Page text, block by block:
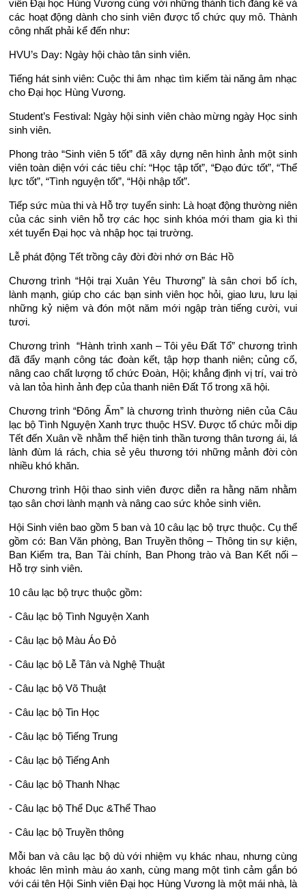
viên Đại học Hùng Vương cùng với những thành tích đáng kể và
các hoạt động dành cho sinh viên được tổ chức quy mô. Thành
công nhất phải kể đến như:
HVU’s Day: Ngày hội chào tân sinh viên.
Tiếng hát sinh viên: Cuộc thi âm nhạc tìm kiếm tài năng âm nhạc
cho Đại học Hùng Vương.
Student’s Festival: Ngày hội sinh viên chào mừng ngày Học sinh
sinh viên.
Phong trào “Sinh viên 5 tốt” đã xây dựng nên hình ảnh một sinh
viên toàn diện với các tiêu chí: “Học tập tốt”, “Đạo đức tốt”, “Thể
lực tốt”, “Tình nguyện tốt”, “Hội nhập tốt”.
Tiếp sức mùa thi và Hỗ trợ tuyển sinh: Là hoạt động thường niên
của các sinh viên hỗ trợ các học sinh khóa mới tham gia kì thi
xét tuyển Đại học và nhập học tại trường.
Lễ phát động Tết trồng cây đời đời nhớ ơn Bác Hồ
Chương trình “Hội trại Xuân Yêu Thương” là sân chơi bổ ích,
lành mạnh, giúp cho các bạn sinh viên học hỏi, giao lưu, lưu lại
những kỷ niệm và đón một năm mới ngập tràn tiếng cười, vui
tươi.
Chương trình “Hành trình xanh – Tôi yêu Đất Tổ” chương trình
đã đẩy mạnh công tác đoàn kết, tập hợp thanh niên; củng cố,
nâng cao chất lượng tổ chức Đoàn, Hội; khẳng định vị trí, vai trò
và lan tỏa hình ảnh đẹp của thanh niên Đất Tổ trong xã hội.
Chương trình “Đông Ấm” là chương trình thường niên của Câu
lạc bộ Tình Nguyện Xanh trực thuộc HSV. Được tổ chức mỗi dịp
Tết đến Xuân về nhằm thể hiện tinh thần tương thân tương ái, lá
lành đùm lá rách, chia sẻ yêu thương tới những mảnh đời còn
nhiều khó khăn.
Chương trình Hội thao sinh viên được diễn ra hằng năm nhằm
tạo sân chơi lành mạnh và nâng cao sức khỏe sinh viên.
Hội Sinh viên bao gồm 5 ban và 10 câu lạc bộ trực thuộc. Cụ thể
gồm có: Ban Văn phòng, Ban Truyền thông – Thông tin sự kiện,
Ban Kiểm tra, Ban Tài chính, Ban Phong trào và Ban Kết nối –
Hỗ trợ sinh viên.
10 câu lạc bộ trực thuộc gồm:
- Câu lạc bộ Tình Nguyện Xanh
- Câu lạc bộ Màu Áo Đỏ
- Câu lạc bộ Lễ Tân và Nghệ Thuật
- Câu lạc bộ Võ Thuật
- Câu lạc bộ Tin Học
- Câu lạc bộ Tiếng Trung
- Câu lạc bộ Tiếng Anh
- Câu lạc bộ Thanh Nhạc
- Câu lạc bộ Thể Dục &Thể Thao
- Câu lạc bộ Truyền thông
Mỗi ban và câu lạc bộ dù với nhiệm vụ khác nhau, nhưng cùng
khoác lên mình màu áo xanh, cùng mang một tình cảm gắn bó
với cái tên Hội Sinh viên Đại học Hùng Vương là một mái nhà, là